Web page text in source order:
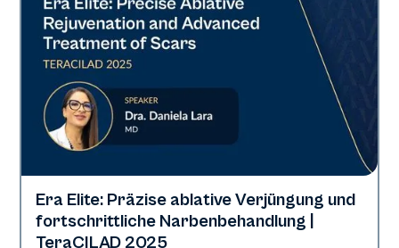
Era Elite
Era Elite: Präzise ablative Verjüngung und
fortschrittliche Narbenbehandlung |
TeraCILAD 2025